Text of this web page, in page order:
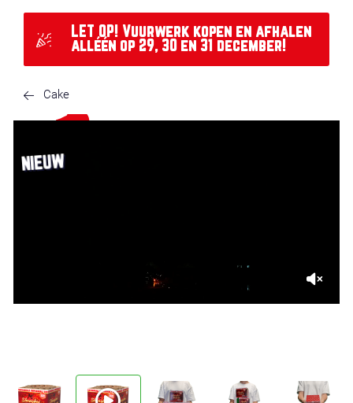
LET OP! Vuurwerk kopen en afhalen
alléén op 29, 30 en 31 december!
Cake
NIEUW